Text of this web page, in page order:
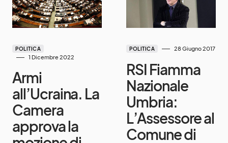
POLITICA
1 Dicembre 2022
Armi
all’Ucraina. La
Camera
approva la
POLITICA 28 Giugno 2017
RSI Fiamma
Nazionale
Umbria:
L’Assessore al
Comune di